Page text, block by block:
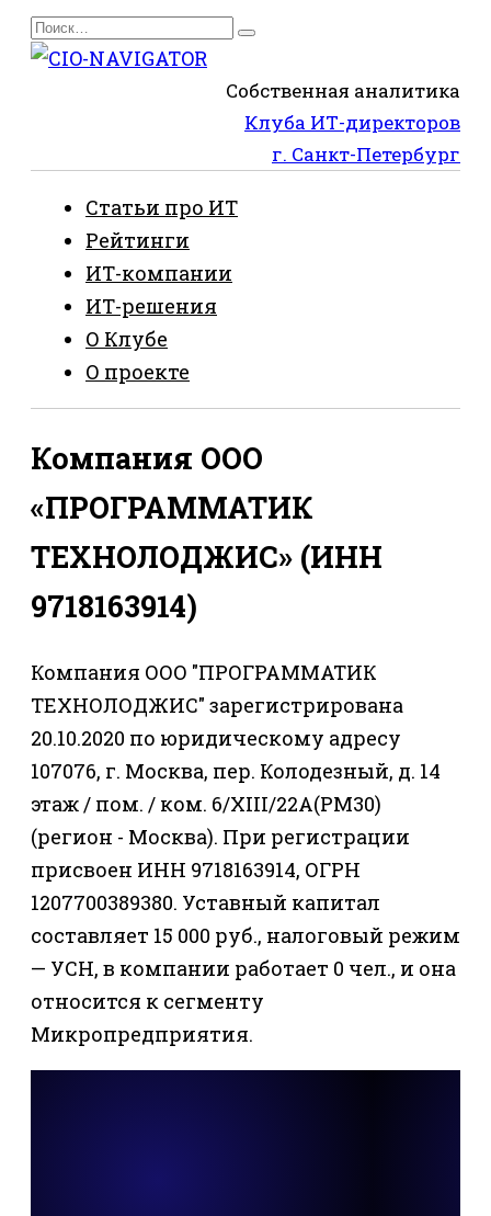
Перейти
к
Search
for:
Собственная аналитика
Клуба ИТ-директоров
г. Санкт-Петербург
Статьи про ИТ
Рейтинги
ИТ-компании
ИТ-решения
О Клубе
О проекте
Компания ООО
«ПРОГРАММАТИК
ТЕХНОЛОДЖИС» (ИНН
9718163914)
Компания ООО "ПРОГРАММАТИК
ТЕХНОЛОДЖИС" зарегистрирована
20.10.2020 по юридическому адресу
107076, г. Москва, пер. Колодезный, д. 14
этаж / пом. / ком. 6/XIII/22А(РМ30)
(регион - Москва). При регистрации
присвоен ИНН 9718163914, ОГРН
1207700389380. Уставный капитал
составляет 15 000 руб., налоговый режим
— УСН, в компании работает 0 чел., и она
относится к сегменту
Микропредприятия.